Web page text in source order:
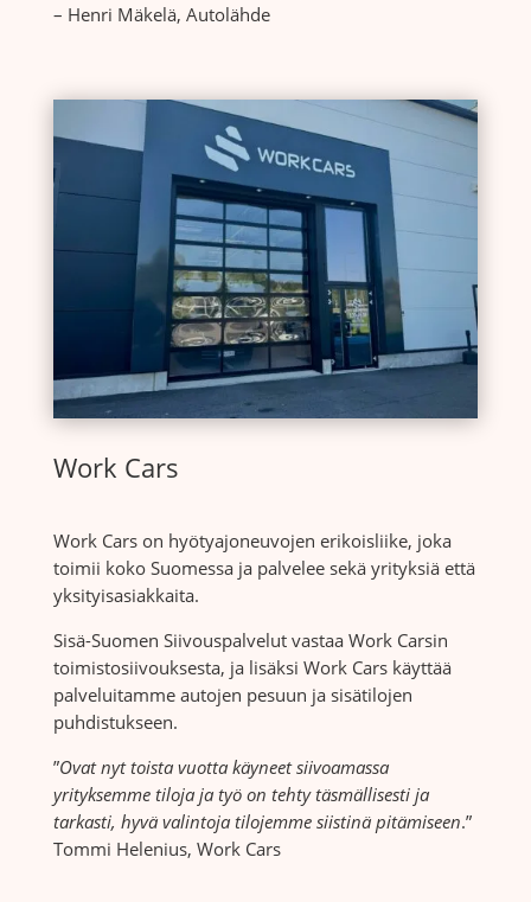
– Henri Mäkelä, Autolähde
Work Cars
Work Cars on hyötyajoneuvojen erikoisliike, joka
toimii koko Suomessa ja palvelee sekä yrityksiä että
yksityisasiakkaita.
Sisä-Suomen Siivouspalvelut vastaa Work Carsin
toimistosiivouksesta, ja lisäksi Work Cars käyttää
palveluitamme autojen pesuun ja sisätilojen
puhdistukseen.
”Ovat nyt toista vuotta käyneet siivoamassa
yrityksemme tiloja ja työ on tehty täsmällisesti ja
tarkasti, hyvä valintoja tilojemme siistinä pitämiseen.”
Tommi Helenius, Work Cars